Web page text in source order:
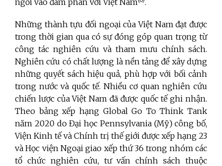
Những thành tựu đối ngoại của Việt Nam đạt được
trong thời gian qua có sự đóng góp quan trọng từ
công tác nghiên cứu và tham mưu chính sách.
Nghiên cứu có chất lượng là nền tảng để xây dựng
những quyết sách hiệu quả, phù hợp với bối cảnh
trong nước và quốc tế. Nhiều cơ quan nghiên cứu
chiến lược của Việt Nam đã được quốc tế ghi nhận.
Theo bảng xếp hạng Global Go To Think Tank
năm 2020 do Đại học Pennsylvania (Mỹ) công bố,
Viện Kinh tế và Chính trị thế giới được xếp hạng 23
và Học viện Ngoại giao xếp thứ 36 trong nhóm các
tổ chức nghiên cứu, tư vấn chính sách thuộc